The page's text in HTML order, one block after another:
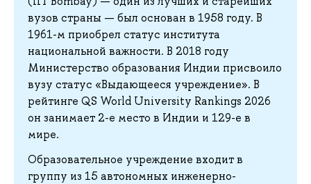
вузов страны — был основан в 1958 году. В
1961-м приобрел статус института
национальной важности. В 2018 году
Министерство образования Индии присвоило
вузу статус «Выдающееся учреждение». В
рейтинге QS World University Rankings 2026
он занимает 2-е место в Индии и 129-е в
мире.
Образовательное учреждение входит в
группу из 15 автономных инженерно-